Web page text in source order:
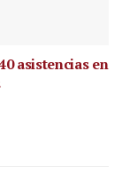
asistencias en